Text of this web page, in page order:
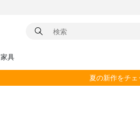
家具
夏の新作をチェ